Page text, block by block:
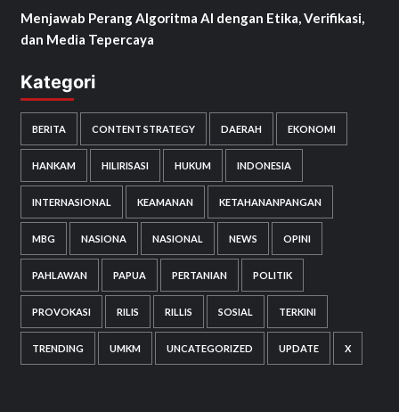
Menjawab Perang Algoritma AI dengan Etika, Verifikasi,
dan Media Tepercaya
Kategori
BERITA CONTENT STRATEGY DAERAH EKONOMI
HANKAM HILIRISASI HUKUM INDONESIA
INTERNASIONAL KEAMANAN KETAHANANPANGAN
MBG NASIONA NASIONAL NEWS OPINI
PAHLAWAN PAPUA PERTANIAN POLITIK
PROVOKASI RILIS RILLIS SOSIAL TERKINI
TRENDING UMKM UNCATEGORIZED UPDATE X